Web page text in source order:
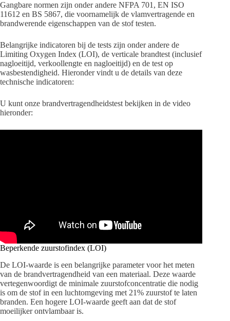
Gangbare normen zijn onder andere NFPA 701, EN ISO
11612 en BS 5867, die voornamelijk de vlamvertragende en
brandwerende eigenschappen van de stof testen.
Belangrijke indicatoren bij de tests zijn onder andere de
Limiting Oxygen Index (LOI), de verticale brandtest (inclusief
nagloeitijd, verkoollengte en nagloeitijd) en de test op
wasbestendigheid. Hieronder vindt u de details van deze
technische indicatoren:
U kunt onze brandvertragendheidstest bekijken in de video
hieronder:
Beperkende zuurstofindex (LOI)
De LOI-waarde is een belangrijke parameter voor het meten
van de brandvertragendheid van een materiaal. Deze waarde
vertegenwoordigt de minimale zuurstofconcentratie die nodig
is om de stof in een luchtomgeving met 21% zuurstof te laten
branden. Een hogere LOI-waarde geeft aan dat de stof
moeilijker ontvlambaar is.